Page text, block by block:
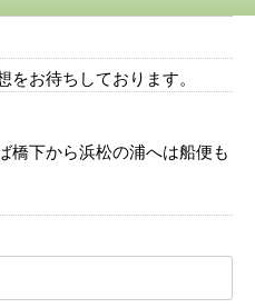
お待ちしております。
橋下から浜松の浦へは船便も